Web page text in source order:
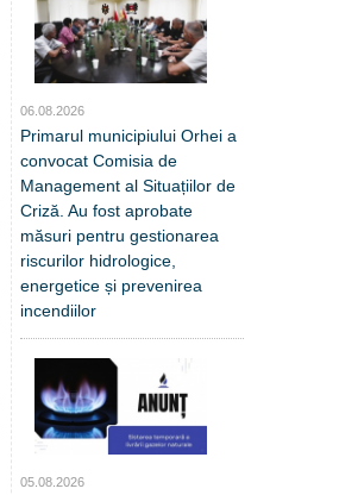
06.08.2026
Primarul municipiului Orhei a
convocat Comisia de
Management al Situațiilor de
Criză. Au fost aprobate
măsuri pentru gestionarea
riscurilor hidrologice,
energetice și prevenirea
incendiilor
05.08.2026